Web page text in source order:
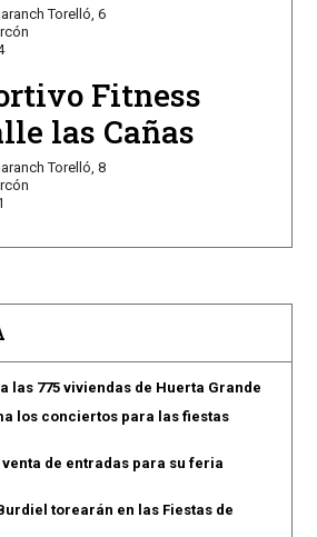
Torelló, 6
Fitness
las Cañas
Torelló, 8
las 775 viviendas de Huerta Grande
los conciertos para las fiestas
de entradas para su feria
torearán en las Fiestas de